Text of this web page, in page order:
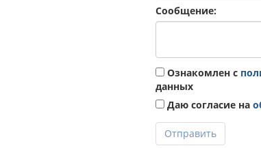
Сообщение:
Ознакомлен с
данных
Даю согласие на
Отправить